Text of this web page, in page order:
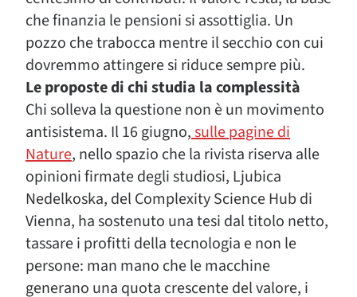
che finanzia le pensioni si assottiglia. Un
pozzo che trabocca mentre il secchio con cui
dovremmo attingere si riduce sempre più.
Le proposte di chi studia la complessità
Chi solleva la questione non è un movimento
antisistema. Il 16 giugno,sulle pagine di
Nature, nello spazio che la rivista riserva alle
opinioni firmate degli studiosi, Ljubica
Nedelkoska, del Complexity Science Hub di
Vienna, ha sostenuto una tesi dal titolo netto,
tassare i profitti della tecnologia e non le
persone: man mano che le macchine
generano una quota crescente del valore, i